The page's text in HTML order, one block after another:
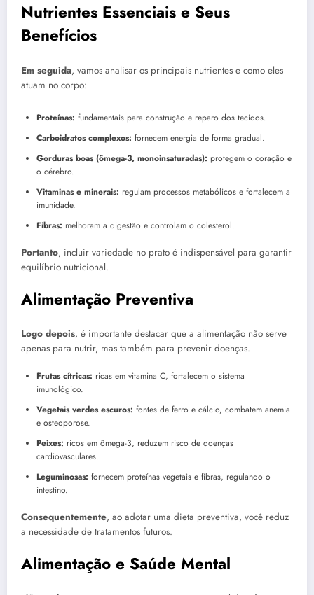
Nutrientes Essenciais e Seus
Benefícios
Em seguida, vamos analisar os principais nutrientes e como eles
atuam no corpo:
Proteínas: fundamentais para construção e reparo dos tecidos.
Carboidratos complexos: fornecem energia de forma gradual.
Gorduras boas (ômega-3, monoinsaturadas): protegem o coração e
o cérebro.
Vitaminas e minerais: regulam processos metabólicos e fortalecem a
imunidade.
Fibras: melhoram a digestão e controlam o colesterol.
Portanto, incluir variedade no prato é indispensável para garantir
equilíbrio nutricional.
Alimentação Preventiva
Logo depois, é importante destacar que a alimentação não serve
apenas para nutrir, mas também para prevenir doenças.
Frutas cítricas: ricas em vitamina C, fortalecem o sistema
imunológico.
Vegetais verdes escuros: fontes de ferro e cálcio, combatem anemia
e osteoporose.
Peixes: ricos em ômega-3, reduzem risco de doenças
cardiovasculares.
Leguminosas: fornecem proteínas vegetais e fibras, regulando o
intestino.
Consequentemente, ao adotar uma dieta preventiva, você reduz
a necessidade de tratamentos futuros.
Alimentação e Saúde Mental